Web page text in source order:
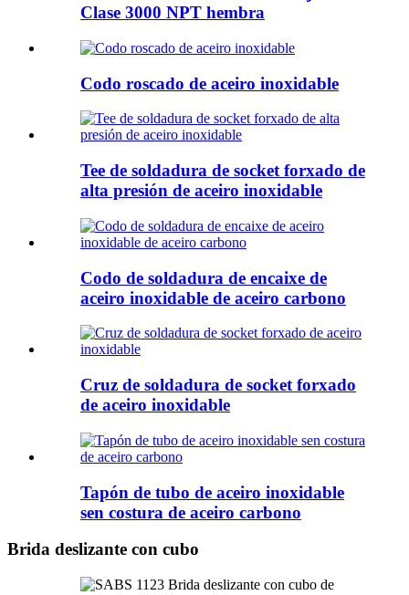
Clase 3000 NPT hembra
Codo roscado de aceiro inoxidable
Tee de soldadura de socket forxado de
alta presión de aceiro inoxidable
Codo de soldadura de encaixe de
aceiro inoxidable de aceiro carbono
Cruz de soldadura de socket forxado
de aceiro inoxidable
Tapón de tubo de aceiro inoxidable
sen costura de aceiro carbono
Brida deslizante con cubo